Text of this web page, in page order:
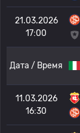
21.03.2026
17:00
Дата / Время
11.03.2026
16:30